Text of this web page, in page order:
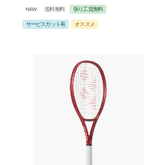
NEW 送料無料 張り工賃無料
サービスガット有 オススメ